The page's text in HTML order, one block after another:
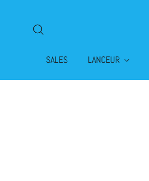
SALES LANCEUR